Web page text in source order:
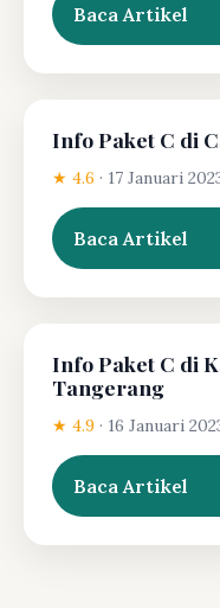
Baca Artikel
Info Paket C di
★ 4.6 · 17 Januari
Baca Artikel
Info Paket C di
Tangerang
★ 4.9 · 16 Januari
Baca Artikel